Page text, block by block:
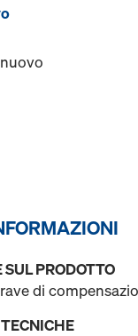
PRODOTTO
di